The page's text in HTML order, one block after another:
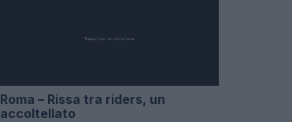
Roma – Rissa tra riders, un
accoltellato